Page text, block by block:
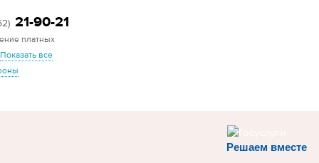
21-90-21
платных
Показать все
Решаем вместе